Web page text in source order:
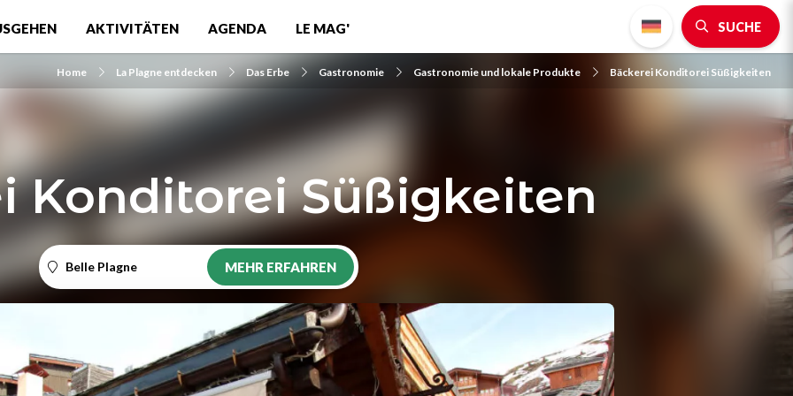
AKTIVITÄTEN AGENDA LE MAG' SUCHE
Home La Plagne entdecken Das Erbe Gastronomie Gastronomie und lokale Produkte Bäckerei Konditorei Süßigkeiten
Konditorei Süßigkeiten
Belle Plagne MEHR ERFAHREN